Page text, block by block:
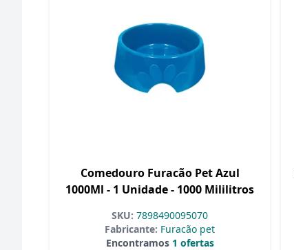
Comedouro Furacão Pet Azul
1000Ml - 1 Unidade - 1000 Mililitros
SKU: 7898490095070
Fabricante: Furacão pet
Encontramos1 ofertas